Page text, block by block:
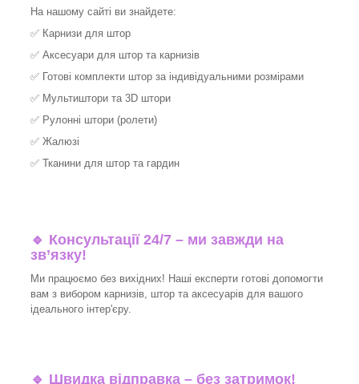
На нашому сайті ви знайдете:
✅ Карнизи для штор
✅ Аксесуари для штор та карнизів
✅ Готові комплекти штор за індивідуальними розмірами
✅ Мультиштори та 3D штори
✅ Рулонні штори (ролети)
✅ Жалюзі
✅ Тканини для штор та гардин
🔹 Консультації 24/7 – ми завжди на
зв’язку!
Ми працюємо без вихідних! Наші експерти готові допомогти
вам з вибором карнизів, штор та аксесуарів для вашого
ідеального інтер'єру.​
🔹 Швидка відправка – без затримок!